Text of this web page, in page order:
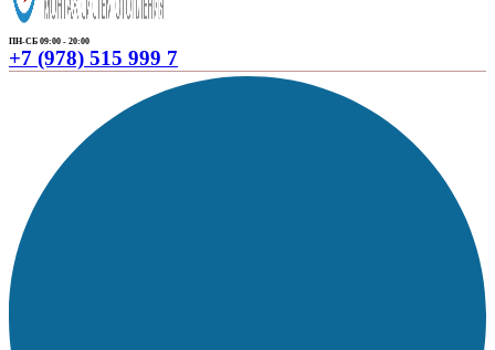
ПН-СБ 09:00 - 20:00
+7 (978) 515 999 7